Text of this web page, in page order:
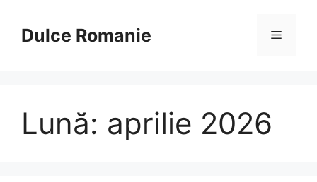
conținutDulce Romanie Meniu
Lună: aprilie 2026